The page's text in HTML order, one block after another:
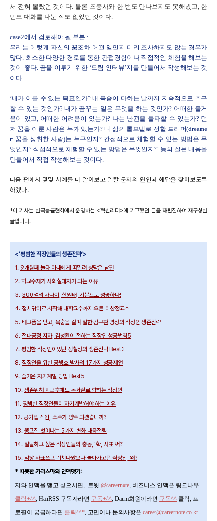
서 전혀 몰랐던 것이다. 물론 조종사와 한 번도 만나보지도 못해봤고, 한
번도 대화를 나눈 적도 없었던 것이다.
case2에서 검토해야 될 부분 :
우리는 이렇게 자신의 꿈조차 어떤 일인지 미리 조사하지도 않는 경우가
많다. 최소한 다양한 경로를 통한 간접경험이나 직접적인 체험을 해보는
것이 좋다. 꿈을 이루기 위한 ‘드림 인터뷰’지를 만들어서 작성해보는 것
이다.
‘내가 이룰 수 있는 목표인가? 내 목숨이 다하는 날까지 지속적으로 추구
할 수 있는 것인가? 내가 꿈꾸는 일은 무엇을 하는 것인가? 어떠한 즐거
움이 있고, 어떠한 어려움이 있는가? 나는 난관을 돌파할 수 있는가? 먼
저 꿈을 이룬 사람은 누가 있는가? 내 삶의 롤모델로 정할 드리머(dreame
r: 꿈을 성취한 사람)는 누구인지? 간접적으로 체험할 수 있는 방법은 무
엇인지? 직접적으로 체험할 수 있는 방법은 무엇인지?’ 등의 질문 내용을
만들어서 직접 작성해보는 것이다.
다음 편에서 몇몇 사례를 더 알아보고 일탈 문제의 원인과 해답을 찾아보도록
하겠다.
*이 기사는 한국능률협회에서 운영하는 <혁신리더>에 기고했던 글을 재편집하여 재구성한
글입니다.
<'평범한 직장인들의 생존전략'>
1. 9개월째 놀다 아내에게 떠밀려 상담온 남편
2. 학교수재가 사회실패자가 되는 이유
3. 300억의 사나이, 한원태, 기본으로 성공하다!
4. 접시닦이로 시작해 대학교수까지 오른 이상정교수
5. 배고픔을 딛고, 목숨을 걸며 일한 김규환 명장의 직장인 생존전략
6. 절대긍정 저자, 김성환이 전하는 직장인 성공법칙5
7. 평범한 직장인이었던 정철상의 생존전략 Best3
8. 직장인을 위한 공병호 박사의 17가지 성공제언
9. 즐거운 자기계발 방법 Best5
10. 생존위해 퇴근후에도 독서실로 향하는 직장인
11. 평범한 직장인들이 자기계발해야 하는 이유
12. 공기업 직원, 소주가 양주 되겠습니까?
13. 똥고집 벗어나는 5가지 변화 대응전략
14. 일탈하고 싶은 직장인들의 충동, ‘확, 사표 써?’
15. 막상 사표쓰고 뛰쳐나왔으나 돌아가고픈 직장인, 왜?
* 따뜻한 카리스마와 인맥맺기:
저와 인맥을 맺고 싶으시면, 트윗 @careernote, 비즈니스 인맥은 링크나우
클릭+^^, HanRSS 구독자라면 구독+^^, Daum회원이라면 구독^^ 클릭, 프
로필이 궁금하다면 클릭^^*, 고민이나 문의사항은 career@careernote.co.kr